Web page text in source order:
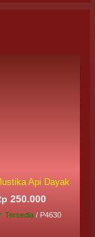
Api Dayak
250.000
Tersedia / P4630